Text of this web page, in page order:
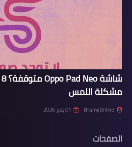
مشكلة اللمس
Bramij Online 01 يناير 2026
الصفحات